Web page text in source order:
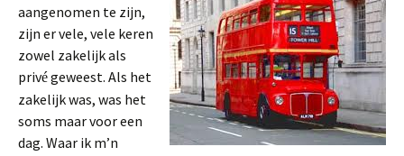
aangenomen te zijn,
zijn er vele, vele keren
zowel zakelijk als
privégeweest. Als het
zakelijk was, was het
soms maar voor een
dag. Waar ik m’n